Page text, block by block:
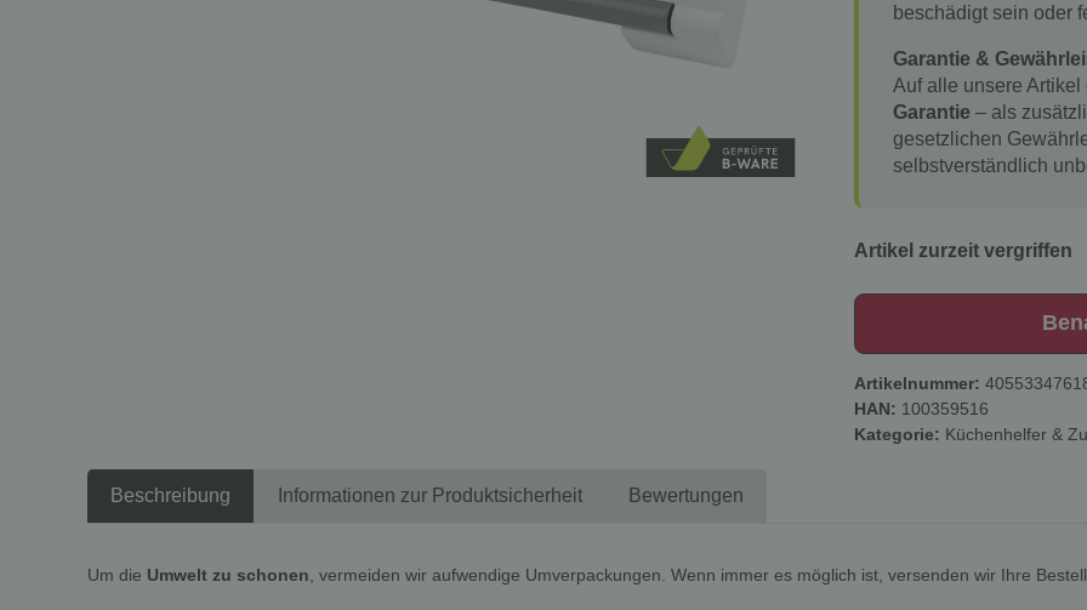
beschädigt sein oder
Garantie &
Auf alle unsere
Garantie – als
gesetzlichen
selbstverständlich
Artikel zurzeit vergriffen
Artikelnummer:
HAN: 100359516
Kategorie: Küchenhelfer &
Beschreibung Informationen zur Produktsicherheit Bewertungen
Um die Umwelt zu schonen, vermeiden wir aufwendige Umverpackungen. Wenn immer es möglich ist, versenden wir Ihre